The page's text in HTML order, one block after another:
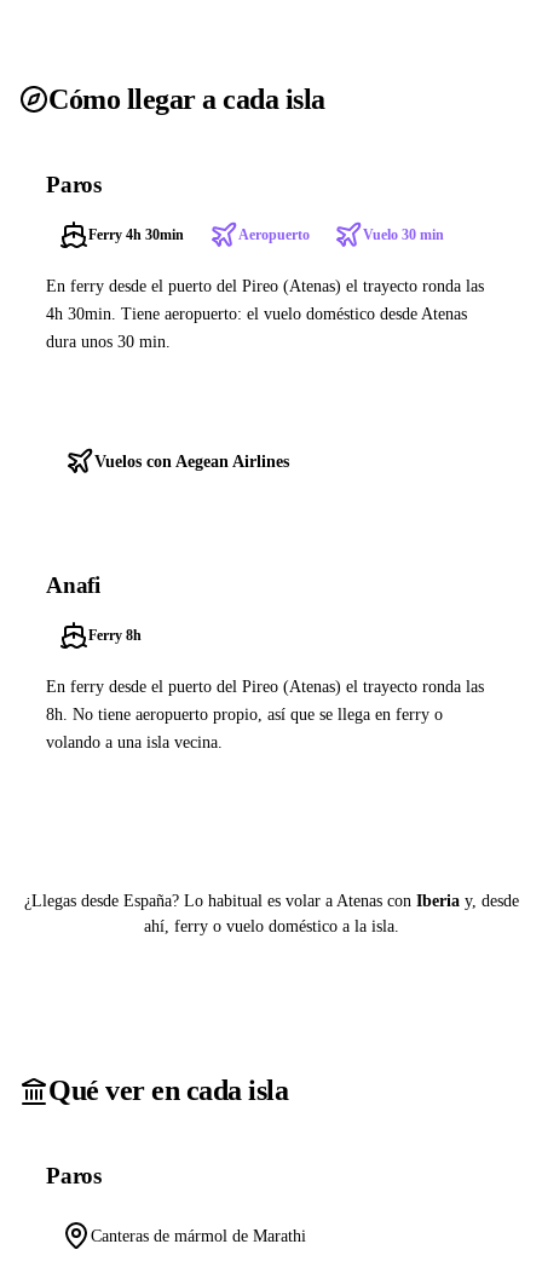
Cómo llegar a cada isla
Paros
Ferry 4h 30min Aeropuerto Vuelo 30 min
En ferry desde el puerto del Pireo (Atenas) el trayecto ronda las
4h 30min. Tiene aeropuerto: el vuelo doméstico desde Atenas
dura unos 30 min.
Vuelos con Aegean Airlines
Anafi
Ferry 8h
En ferry desde el puerto del Pireo (Atenas) el trayecto ronda las
8h. No tiene aeropuerto propio, así que se llega en ferry o
volando a una isla vecina.
¿Llegas desde España? Lo habitual es volar a Atenas con Iberiay, desde
ahí, ferry o vuelo doméstico a la isla.
Qué ver en cada isla
Paros
Canteras de mármol de Marathi